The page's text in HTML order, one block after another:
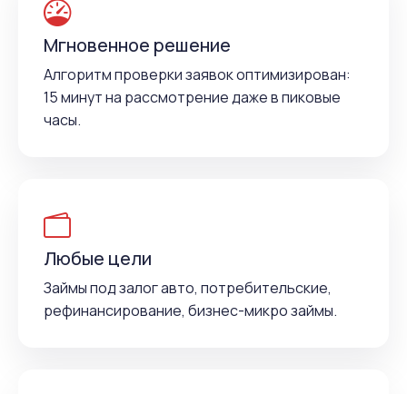
Мгновенное решение
Алгоритм проверки заявок оптимизирован:
15 минут на рассмотрение даже в пиковые
часы.
Любые цели
Займы под залог авто, потребительские,
рефинансирование, бизнес-микро займы.